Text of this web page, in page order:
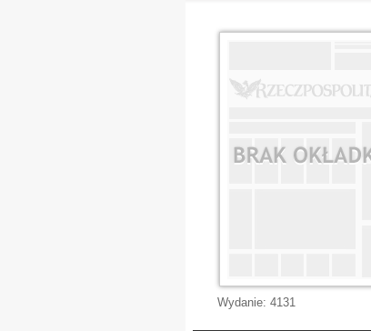
Wydanie: 4131